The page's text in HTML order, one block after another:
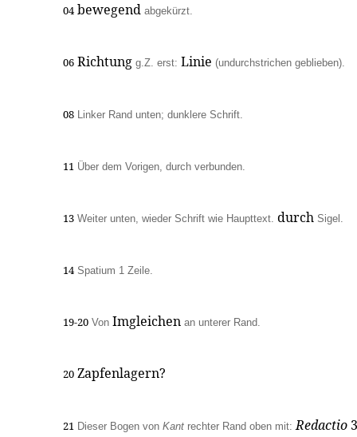
04 bewegend abgekürzt.
06 Richtung g.Z. erst: Linie (undurchstrichen geblieben).
08 Linker Rand unten; dunklere Schrift.
11 Über dem Vorigen, durch verbunden.
13 Weiter unten, wieder Schrift wie Haupttext. durch Sigel.
14 Spatium 1 Zeile.
19-20 Von Imgleichen an unterer Rand.
20 Zapfenlagern?
21 Dieser Bogen von Kant rechter Rand oben mit: Redactio